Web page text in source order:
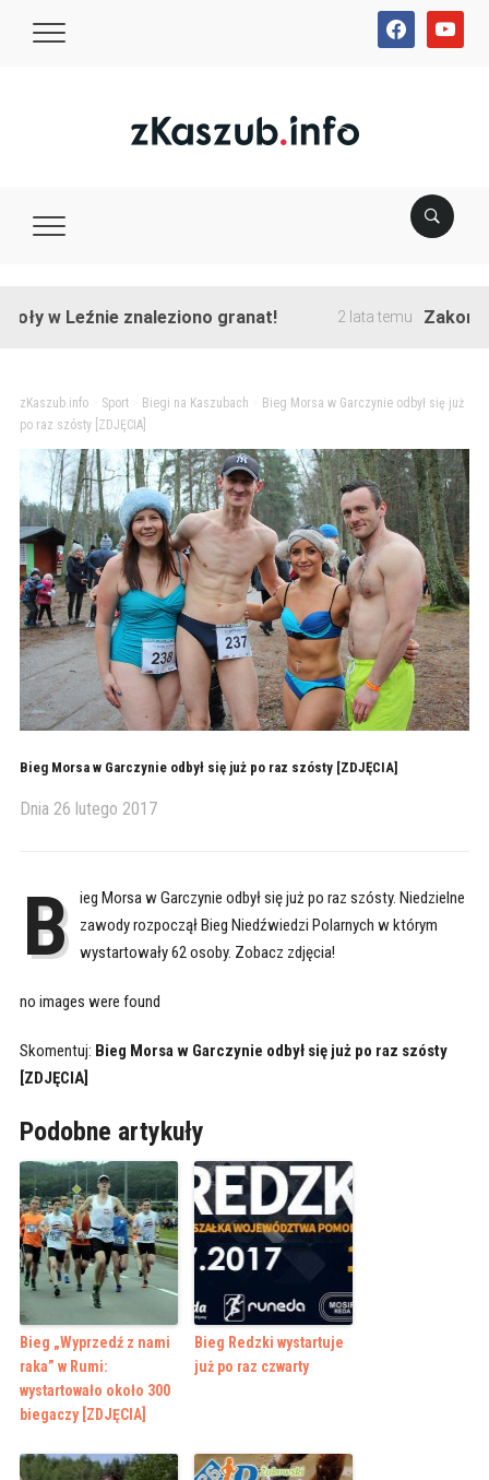
facebookyoutube
Leźnie znaleziono granat! 2 lata temu Zakończono
zKaszub.info> Sport> Biegi na Kaszubach
Bieg Morsa w Garczynie odbył się już
po raz szósty [ZDJĘCIA]
Bieg Morsa w Garczynie odbył się już po raz szósty [ZDJĘCIA]
Dnia 26 lutego 2017
B ieg Morsa w Garczynie odbył się już po raz szósty. Niedzielne
zawody rozpoczął Bieg Niedźwiedzi Polarnych w którym
wystartowały 62 osoby. Zobacz zdjęcia!
no images were found
Skomentuj: Bieg Morsa w Garczynie odbył się już po raz szósty
[ZDJĘCIA]
Podobne artykuły
Bieg „Wyprzedź z nami
raka” w Rumi:
wystartowało około 300
biegaczy [ZDJĘCIA]
Bieg Redzki wystartuje
już po raz czwarty